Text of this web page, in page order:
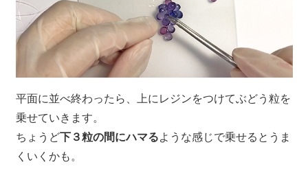
平面に並べ終わったら、上にレジンをつけてぶどう粒を
乗せていきます。
ちょうど下３粒の間にハマるような感じで乗せるとうま
くいくかも。